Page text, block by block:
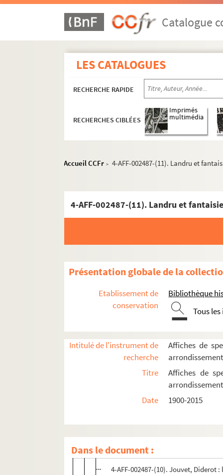
Catalogue
LES CATALOGUES
RECHERCHE RAPIDE
RECHERCHES CIBLÉES
Imprimés
multimédia
Accueil CCFr > 4-AFF-002487-(11). Landru et
4-AFF-002487-(11). Landru et
Présentation globale de la
Etablissement de
conservation
Bibliothèque
Tous
Intitulé de l'instrument de
recherche
Affiches de
Titre
Affiches de
Date
1900-2015
Dans le document :
16e arrondissement
17e arrondissement
18e arrondissement
Les Abbesses
Arènes de Montmartre
Bal du Moulin Rouge
La Boule noire
Chez Plumeau
Ciné 13 Théâtre. Ciné-Théâtre du Moulin
Cirque Médrano
Le Divan du monde
Dix-Huit Théâtre
Elysée-Montmartre
L'Etoile du Nord
Spectacles
4-AFF-002487-(01). Adam Geist
4-AFF-002487-(02). L'anniversaire
4-AFF-002487-(03). Le babil des
4-AFF-002487-(04). C'était mieux
4-AFF-002487-(07). La fille de 18h32
4-AFF-002487-(08). J'ai la mémoire
4-AFF-002487-(09). Journée de
4-AFF-002487-(10). Jouvet, Diderot :